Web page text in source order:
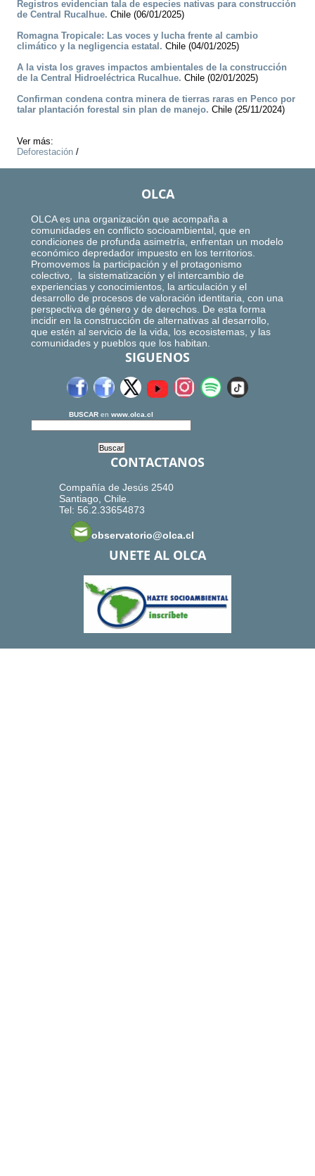
Registros evidencian tala de especies nativas para construcción
de Central Rucalhue. Chile (06/01/2025)
Romagna Tropicale: Las voces y lucha frente al cambio
climático y la negligencia estatal. Chile (04/01/2025)
A la vista los graves impactos ambientales de la construcción
de la Central Hidroeléctrica Rucalhue. Chile (02/01/2025)
Confirman condena contra minera de tierras raras en Penco por
talar plantación forestal sin plan de manejo. Chile (25/11/2024)
Ver más:
Deforestación /
OLCA
OLCA es una organización que acompaña a
comunidades en conflicto socioambiental, que en
condiciones de profunda asimetría, enfrentan un modelo
económico depredador impuesto en los territorios.
Promovemos la participación y el protagonismo
colectivo, la sistematización y el intercambio de
experiencias y conocimientos, la articulación y el
desarrollo de procesos de valoración identitaria, con una
perspectiva de género y de derechos. De esta forma
incidir en la construcción de alternativas al desarrollo,
que estén al servicio de la vida, los ecosistemas, y las
comunidades y pueblos que los habitan.
SIGUENOS
BUSCAR en www.olca.cl
CONTACTANOS
Compañía de Jesús 2540
Santiago, Chile.
Tel: 56.2.33654873
observatorio@olca.cl
UNETE AL OLCA